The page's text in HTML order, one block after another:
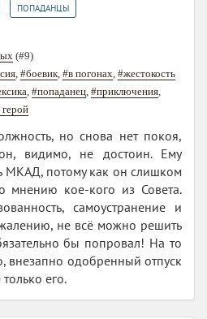
ПОПАДАНЦЫ
(#9)
, #боевик, #в погонах, #жестокость
, #попаданец, #приключения,
но снова нет покоя,
видимо, не достоин. Ему
МКАД, потому как он слишком
мнению кое-кого из Совета.
самоустранение и
не всё можно решить
бы попровал! На то
одобренный отпуск
его.